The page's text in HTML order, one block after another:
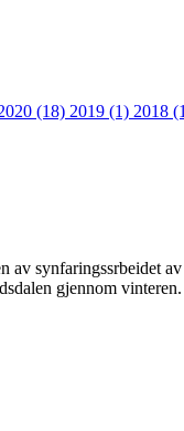
(18) 2019 (1) 2018
synfaringssrbeidet
gjennom vinteren.